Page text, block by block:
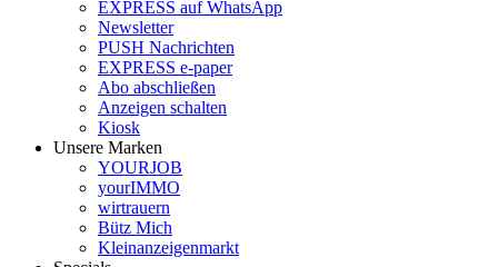
EXPRESS auf WhatsApp
Newsletter
PUSH Nachrichten
EXPRESS e-paper
Abo abschließen
Anzeigen schalten
Kiosk
Unsere Marken
YOURJOB
yourIMMO
wirtrauern
Bütz Mich
Kleinanzeigenmarkt